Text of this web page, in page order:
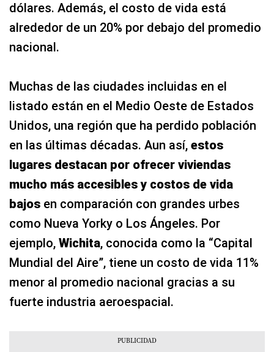
dólares. Además, el costo de vida está
alrededor de un 20% por debajo del promedio
nacional.
Muchas de las ciudades incluidas en el
listado están en el Medio Oeste de Estados
Unidos, una región que ha perdido población
en las últimas décadas. Aun así, estos
lugares destacan por ofrecer viviendas
mucho más accesibles y costos de vida
bajos en comparación con grandes urbes
como Nueva Yorky o Los Ángeles. Por
ejemplo, Wichita, conocida como la “Capital
Mundial del Aire”, tiene un costo de vida 11%
menor al promedio nacional gracias a su
fuerte industria aeroespacial.